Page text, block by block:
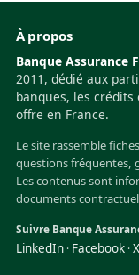
À propos
Banque Assurance
2011, dédié aux
banques, les
offre en France.
Le site rassemble
questions fréquentes,
Les contenus sont
documents
Suivre Banque
LinkedIn · Facebook ·X